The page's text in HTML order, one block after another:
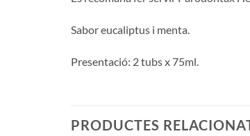
Sabor eucaliptus i menta.
Presentació: 2 tubs x 75ml.
PRODUCTES